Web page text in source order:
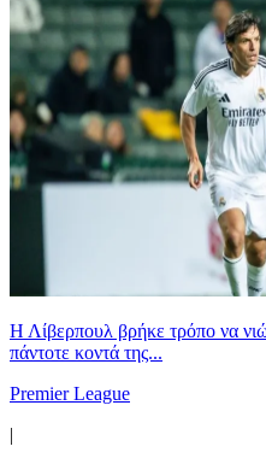
Η Λίβερπουλ βρήκε τρόπο να
πάντοτε κοντά της...
Premier League
|